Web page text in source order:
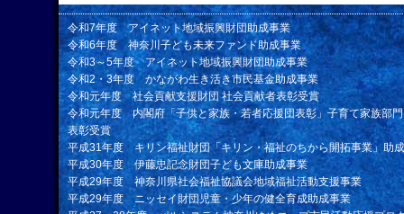
令和7年度 アイネット地域振興財団助成事業
令和6年度 神奈川子ども未来ファンド助成事業
令和3～5年度 アイネット地域振興財団助成事業
令和2・3年度 かながわ生き活き市民基金助成事業
令和元年度 社会貢献支援財団 社会貢献者表彰受賞
令和元年度 内閣府「子供と家族・若者応援団表彰」子育て家族部
表彰受賞
平成31年度 キリン福祉財団「キリン・福祉のちから開拓事業」助
平成30年度 伊藤忠記念財団子ども文庫助成事業
平成29年度 神奈川県社会福祉協議会地域福祉活動支援事業
平成29年度 ニッセイ財団児童・少年の健全育成助成事業